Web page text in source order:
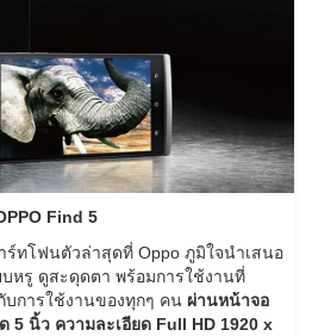
Find 5
ร์ทโฟนตัวล่าสุดที่ Oppo ภูมิใจนำเสนอ
บหรู ดูสะดุดตา พร้อมการใช้งานที่
บการใช้งานของทุกๆ คน ผ่านหน้าจอ
5 นิ้ว ความละเอียด Full HD 1920 x